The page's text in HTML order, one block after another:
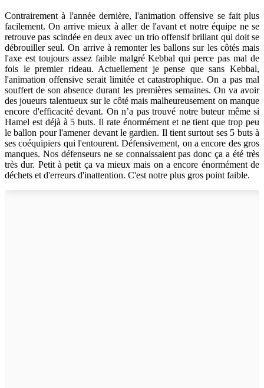
Contrairement à l'année dernière, l'animation offensive se fait plus
facilement. On arrive mieux à aller de l'avant et notre équipe ne se
retrouve pas scindée en deux avec un trio offensif brillant qui doit se
débrouiller seul. On arrive à remonter les ballons sur les côtés mais
l'axe est toujours assez faible malgré Kebbal qui perce pas mal de
fois le premier rideau. Actuellement je pense que sans Kebbal,
l'animation offensive serait limitée et catastrophique. On a pas mal
souffert de son absence durant les premières semaines. On va avoir
des joueurs talentueux sur le côté mais malheureusement on manque
encore d'efficacité devant. On n’a pas trouvé notre buteur même si
Hamel est déjà à 5 buts. Il rate énormément et ne tient que trop peu
le ballon pour l'amener devant le gardien. Il tient surtout ses 5 buts à
ses coéquipiers qui l'entourent. Défensivement, on a encore des gros
manques. Nos défenseurs ne se connaissaient pas donc ça a été très
très dur. Petit à petit ça va mieux mais on a encore énormément de
déchets et d'erreurs d'inattention. C'est notre plus gros point faible.